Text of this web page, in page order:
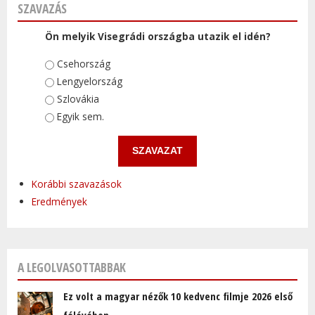
SZAVAZÁS
Ön melyik Visegrádi országba utazik el idén?
Választások
Csehország
Lengyelország
Szlovákia
Egyik sem.
Korábbi szavazások
Eredmények
A LEGOLVASOTTABBAK
Ez volt a magyar nézők 10 kedvenc filmje 2026 első